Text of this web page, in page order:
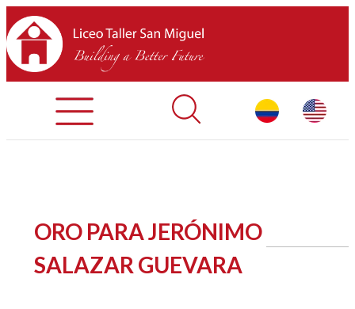
INICIO
SOBRE LTSM
ORO PARA JERÓNIMO
SALAZAR GUEVARA